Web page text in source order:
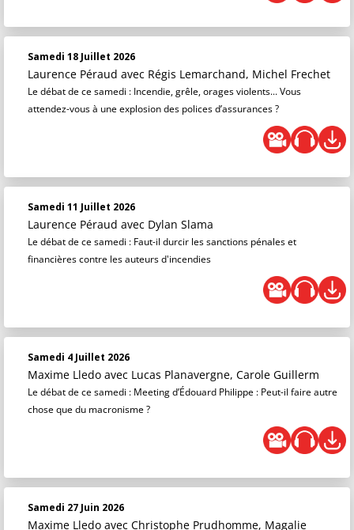
Samedi 18 Juillet 2026
Laurence Péraud avec Régis Lemarchand, Michel Frechet
Le débat de ce samedi : Incendie, grêle, orages violents... Vous
attendez-vous à une explosion des polices d’assurances ?
Samedi 11 Juillet 2026
Laurence Péraud avec Dylan Slama
Le débat de ce samedi : Faut-il durcir les sanctions pénales et
financières contre les auteurs d'incendies
Samedi 4 Juillet 2026
Maxime Lledo avec Lucas Planavergne, Carole Guillerm
Le débat de ce samedi : Meeting d’Édouard Philippe : Peut-il faire autre
chose que du macronisme ?
Samedi 27 Juin 2026
Maxime Lledo avec Christophe Prudhomme, Magalie